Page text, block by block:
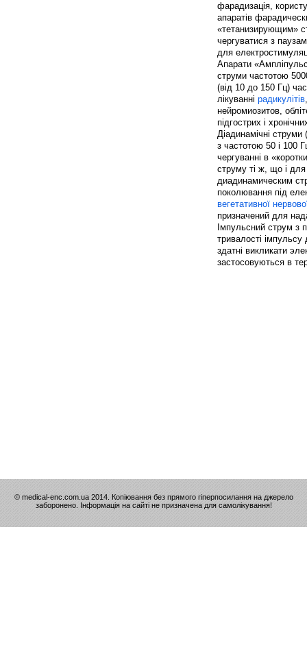
фарадизація,
апаратів
«тетанизирующим»
чергуватися з
для
Апарати
струми частотою
(від 10 до 150 Гц)
лікуванні радикулітів
нейромиозитов,
підгострих і
Діадинамічні
з частотою 50 і 100
чергуванні в
струму ті ж, що і
диадинамическим
поколювання під
вегетативної
призначений для
Імпульсний струм з
тривалості
здатні викликати
застосовуються в
© medical-enc.com.ua 2014. Копіювання без прямого гіперпосилання на джерело
заборонено. Інформація на сайті не призначена для самолікування!